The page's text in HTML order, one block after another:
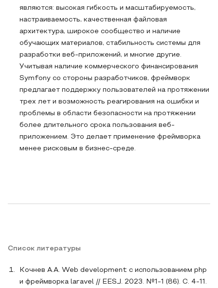
являются: высокая гибкость и масштабируемость,
настраиваемость, качественная файловая
архитектура, широкое сообщество и наличие
обучающих материалов, стабильность системы для
разработки веб-приложений, и многие другие.
Учитывая наличие коммерческого финансирования
Symfony со стороны разработчиков, фреймворк
предлагает поддержку пользователей на протяжении
трех лет и возможность реагирования на ошибки и
проблемы в области безопасности на протяжении
более длительного срока пользования веб-
приложением. Это делает применение фреймворка
менее рисковым в бизнес-среде.
Список литературы
Кочнев А.А. Web development с использованием php
и фреймворка laravel // EESJ. 2023. №1-1 (86). С. 4-11.